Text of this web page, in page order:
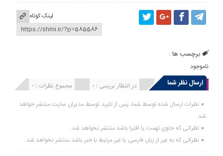
لینک کوتاه
برچسب ها :
ناموجود
ارسال نظر شما مجموع نظرات : 0 در انتظار بررسی : 0 انتشار یافته : 0
نظرات ارسال شده توسط شما، پس از تایید توسط مدیران سایت منتشر خواهد
شد.
نظراتی که حاوی تهمت یا افترا باشد منتشر نخواهد شد.
نظراتی که به غیر از زبان فارسی یا غیر مرتبط با خبر باشد منتشر نخواهد شد.